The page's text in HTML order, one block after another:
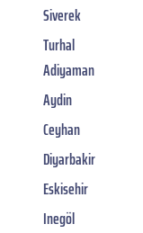
Siverek
Turhal
Adiyaman
Aydin
Ceyhan
Diyarbakir
Eskisehir
Inegöl